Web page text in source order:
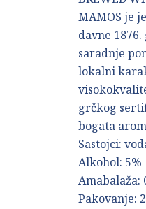
MAMOS je
davne
saradnje
lokalni
grčkog
bogata
Sastojci:
Alkohol: 5%
Amabalaža:
Pakovanje: